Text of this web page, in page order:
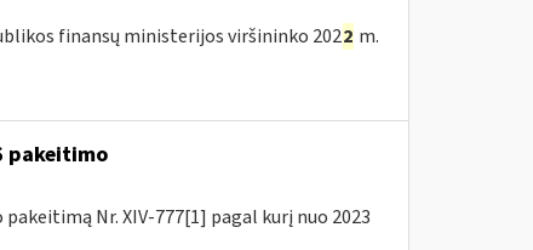
finansų ministerijos viršininko 2022 m.
pakeitimo
Nr. XIV-777[1] pagal kurį nuo 2023